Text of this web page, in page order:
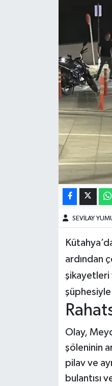
SEVİLAY
ardından
şikayetleri
şüphesiyle
Olay,
şöleninin
pilav ve
bulantısı
Haberde İnsan
Kültür Sanat
Magazin
Manşet Altı
Resmi İlan
SürManşet
KAHRAMANMARAŞ